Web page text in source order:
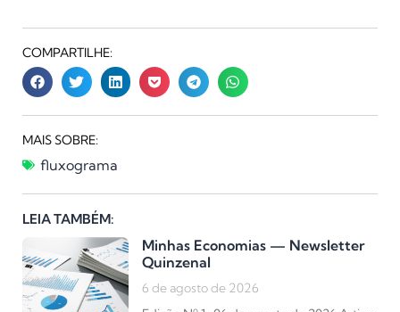
COMPARTILHE:
MAIS SOBRE:
fluxograma
LEIA TAMBÉM:
Minhas Economias — Newsletter
Quinzenal
6 de agosto de 2026